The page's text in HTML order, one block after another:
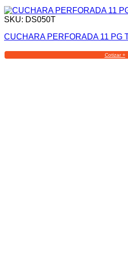
SKU: DS050T
CUCHARA PERFORADA 11 PG
Cotizar +